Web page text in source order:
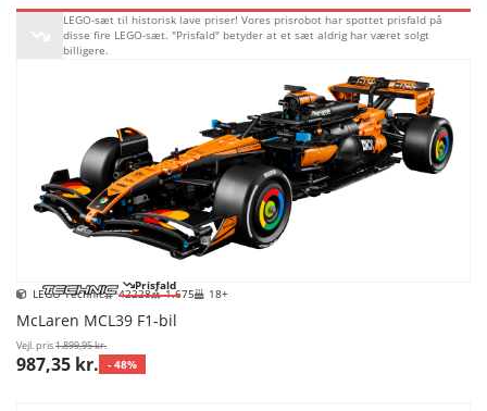
LEGO-sæt til historisk lave priser! Vores prisrobot har spottet prisfald på
disse fire LEGO-sæt. "Prisfald" betyder at et sæt aldrig har været solgt
billigere.
Prisfald
LEGO Technic 42228 1.675 18+
McLaren MCL39 F1-bil
Vejl. pris1.899,95 kr.
987,35 kr. - 48%